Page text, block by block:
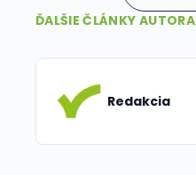
ĎALŠIE ČLÁNKY AUTORA
Redakcia